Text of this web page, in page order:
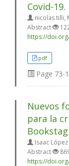
Covid-19.
nicolas tilli,
Abstract
https://
pdf
Page 73-
Nuevos
para la
Isaac
Abstract
https://